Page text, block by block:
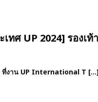
ทศ UP 2024] รองเท้
ที่งาน UP International T